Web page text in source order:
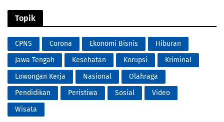
Topik
CPNS Corona Ekonomi Bisnis
Hiburan
Jawa Tengah
Kesehatan Korupsi
Kriminal
Lowongan Kerja
Nasional
Olahraga
Pendidikan
Peristiwa Sosial
Video
Wisata